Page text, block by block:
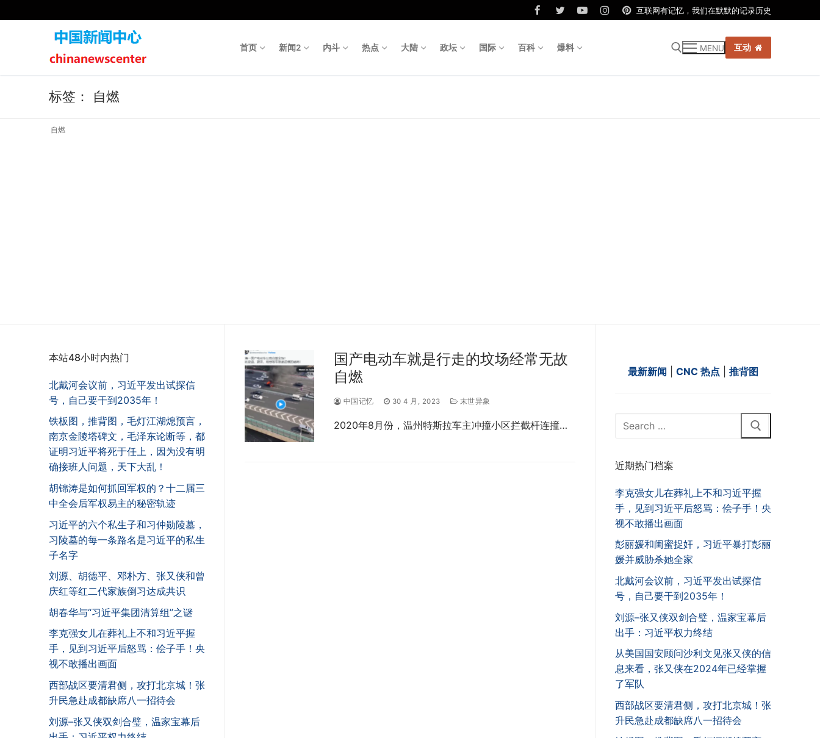
to
互联网有记忆，我们在默默的记录历史
首页 新闻2 内斗 热点 大陆 政坛 国际 百科 爆料 MENU 互动
标签： 自燃
自燃
国产电动车就是行走的坟场经常无故
自燃
中国记忆 30 4 月, 2023 末世异象
2020年8月份，温州特斯拉车主冲撞小区拦截杆连撞…
最新新闻 CNC 热点 推背图
Search
近期热门档案
李克强女儿在葬礼上不和习近平握
手，见到习近平后怒骂：侩子手！央
视不敢播出画面
彭丽媛和闺蜜捉奸，习近平暴打彭丽
媛并威胁杀她全家
北戴河会议前，习近平发出试探信
号，自己要干到2035年！
刘源–张又侠双剑合璧，温家宝幕后
出手：习近平权力终结
从美国国安顾问沙利文见张又侠的信
息来看，张又侠在2024年已经掌握
了军队
西部战区要清君侧，攻打北京城！张
升民急赴成都缺席八一招待会
本站48小时内热门
北戴河会议前，习近平发出试探信
号，自己要干到2035年！
铁板图，推背图，毛灯江湖熄预言，
南京金陵塔碑文，毛泽东论断等，都
证明习近平将死于任上，因为没有明
确接班人问题，天下大乱！
胡锦涛是如何抓回军权的？十二届三
中全会后军权易主的秘密轨迹
习近平的六个私生子和习仲勋陵墓，
习陵墓的每一条路名是习近平的私生
子名字
刘源、胡德平、邓朴方、张又侠和曾
庆红等红二代家族倒习达成共识
胡春华与“习近平集团清算组”之谜
李克强女儿在葬礼上不和习近平握
手，见到习近平后怒骂：侩子手！央
视不敢播出画面
西部战区要清君侧，攻打北京城！张
升民急赴成都缺席八一招待会
刘源–张又侠双剑合璧，温家宝幕后